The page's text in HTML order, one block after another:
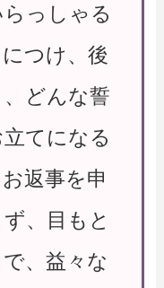
っしゃる
つけ、後
どんな誓
てになる
返事を申
、目もと
、益々な